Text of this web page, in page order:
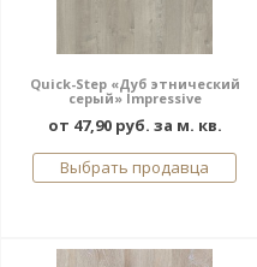
Quick-Step «Дуб этнический
серый» Impressive
от 47,90 руб. за м. кв.
Выбрать продавца